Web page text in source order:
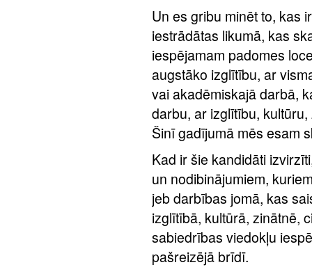
Un es gribu minēt to, kas
iestrādātas likumā, kas
iespējamam padomes
augstāko izglītību, ar
vai akadēmiskajā darbā,
darbu, ar izglītību,
Šinī gadījumā mēs esam
Kad ir šie kandidāti
un nodibinājumiem,
jeb darbības jomā, kas
izglītībā, kultūrā, zinātnē,
sabiedrības viedokļu
pašreizējā brīdī.